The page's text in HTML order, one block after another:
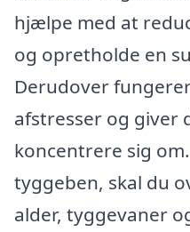
hjælpe med at
og opretholde en
Derudover
afstresser og giver
koncentrere sig
tyggeben, skal du
alder, tyggevaner